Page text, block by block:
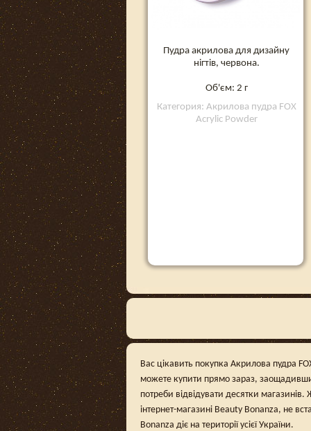
Пудра акрилова для дизайну
нігтів, червона.
Об'єм: 2 г
Категория: Акрилова пудра FOX
Acrylic Powder
Вас цікавить покупка Акрилова пудра
можете купити прямо зараз,
потреби відвідувати десятки
інтернет-магазині Beauty Bonanza, не
Bonanza діє на території усієї України.